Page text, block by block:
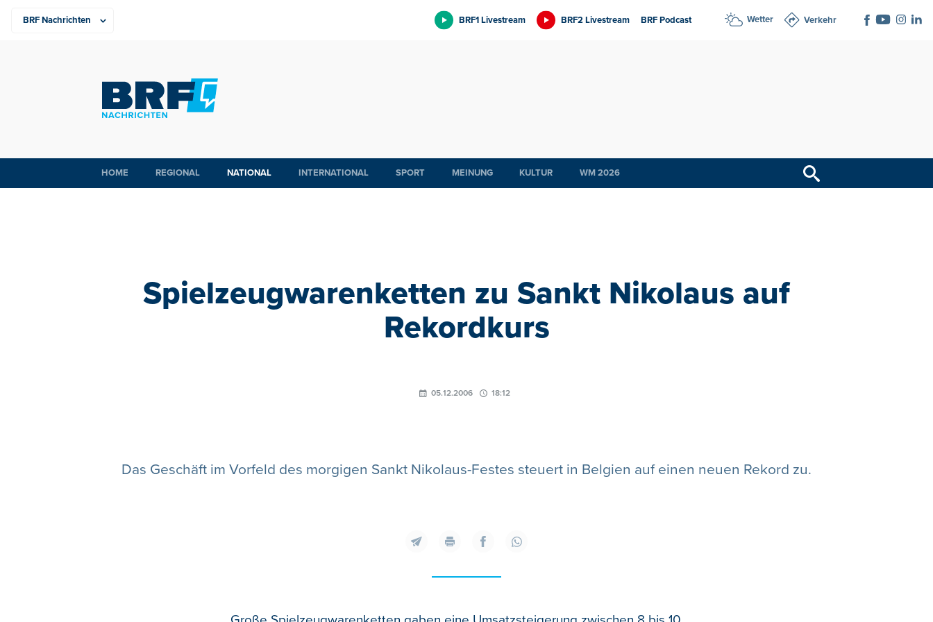
BRF1 Livestream BRF2 Livestream BRF Podcast Wetter Verkehr
HOME REGIONAL NATIONAL INTERNATIONAL SPORT MEINUNG KULTUR WM 2026
Spielzeugwarenketten zu Sankt Nikolaus auf
Rekordkurs
05.12.2006 18:12
Das Geschäft im Vorfeld des morgigen Sankt Nikolaus-Festes steuert in Belgien auf einen neuen Rekord zu.